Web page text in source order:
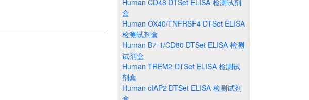
Human CD48 DTSet ELISA 检测试剂
盒
Human OX40/TNFRSF4 DTSet ELISA
检测试剂盒
Human B7-1/CD80 DTSet ELISA 检测
试剂盒
Human TREM2 DTSet ELISA 检测试
剂盒
Human cIAP2 DTSet ELISA 检测试剂